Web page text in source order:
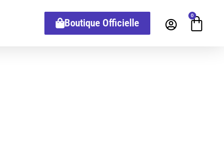
Boutique Officielle
0